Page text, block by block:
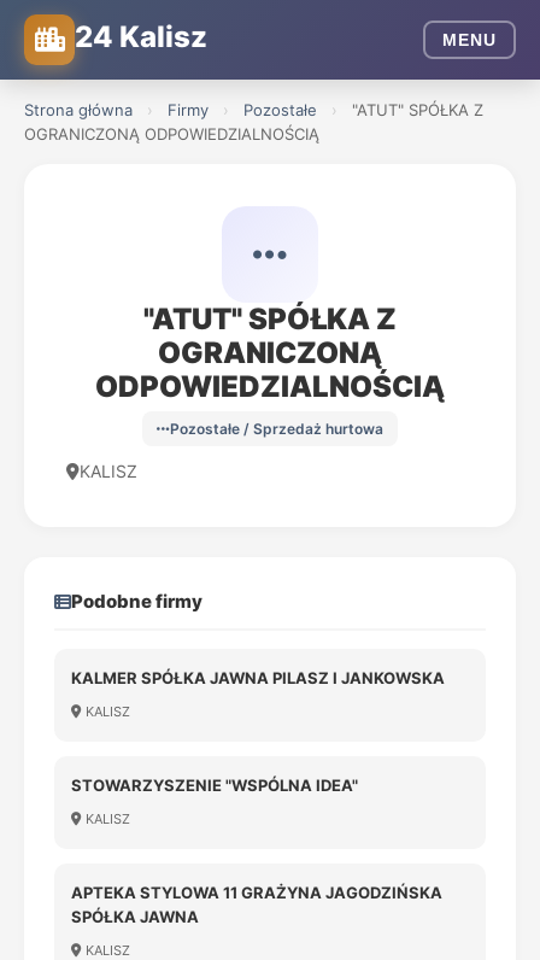
24 Kalisz MENU
Strona główna › Firmy › Pozostałe ›
"ATUT" SPÓŁKA Z
OGRANICZONĄ ODPOWIEDZIALNOŚCIĄ
"ATUT" SPÓŁKA Z
OGRANICZONĄ
ODPOWIEDZIALNOŚCIĄ
Pozostałe / Sprzedaż hurtowa
KALISZ
Podobne firmy
KALMER SPÓŁKA JAWNA PILASZ I JANKOWSKA
KALISZ
STOWARZYSZENIE "WSPÓLNA IDEA"
KALISZ
APTEKA STYLOWA 11 GRAŻYNA JAGODZIŃSKA
SPÓŁKA JAWNA
KALISZ